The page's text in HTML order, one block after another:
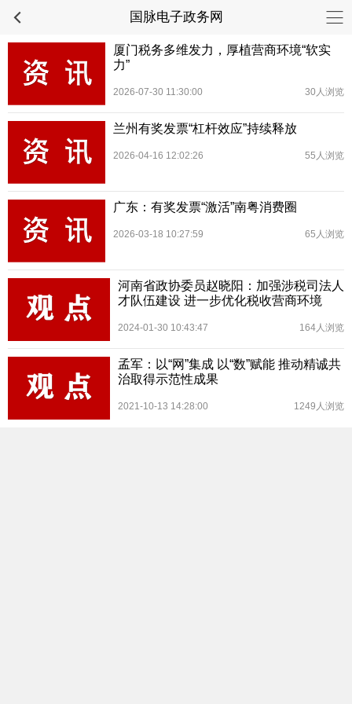
国脉电子政务网
厦门税务多维发力，厚植营商环境“软实
力”
2026-07-30 11:30:00 30人浏览
兰州有奖发票“杠杆效应”持续释放
2026-04-16 12:02:26 55人浏览
广东：有奖发票“激活”南粤消费圈
2026-03-18 10:27:59 65人浏览
河南省政协委员赵晓阳：加强涉税司法人
才队伍建设 进一步优化税收营商环境
2024-01-30 10:43:47 164人浏览
孟军：以“网”集成 以“数”赋能 推动精诚共
治取得示范性成果
2021-10-13 14:28:00 1249人浏览